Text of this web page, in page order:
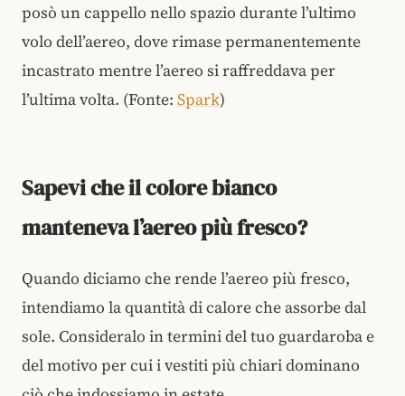
posò un cappello nello spazio durante l’ultimo
volo dell’aereo, dove rimase permanentemente
incastrato mentre l’aereo si raffreddava per
l’ultima volta. (Fonte: Spark)
Sapevi che il colore bianco
manteneva l’aereo più fresco?
Quando diciamo che rende l’aereo più fresco,
intendiamo la quantità di calore che assorbe dal
sole. Consideralo in termini del tuo guardaroba e
del motivo per cui i vestiti più chiari dominano